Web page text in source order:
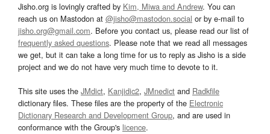
Jisho.org is lovingly crafted by Kim, Miwa and Andrew. You can
reach us on Mastodon at @jisho@mastodon.social or by e-mail to
jisho.org@gmail.com. Before you contact us, please read our list of
frequently asked questions. Please note that we read all messages
we get, but it can take a long time for us to reply as Jisho is a side
project and we do not have very much time to devote to it.
This site uses the JMdict, Kanjidic2, JMnedict and Radkfile
dictionary files. These files are the property of the Electronic
Dictionary Research and Development Group, and are used in
conformance with the Group's licence.